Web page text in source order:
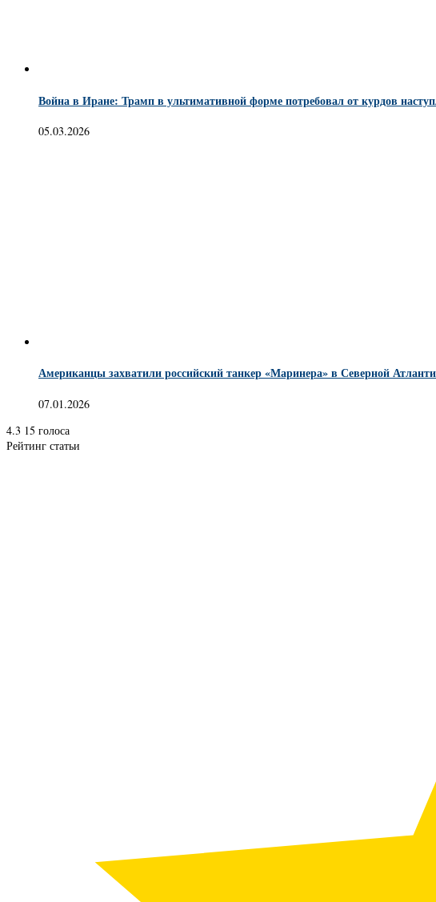
Война в Иране: Трамп в ультимативной форме потребовал от курдов
05.03.2026
Американцы захватили российский танкер «Маринера» в Северной
07.01.2026
4.3 15 голоса
Рейтинг статьи